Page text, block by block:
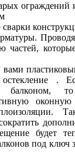
ограждений
частей,
.
то
будет
под ключ